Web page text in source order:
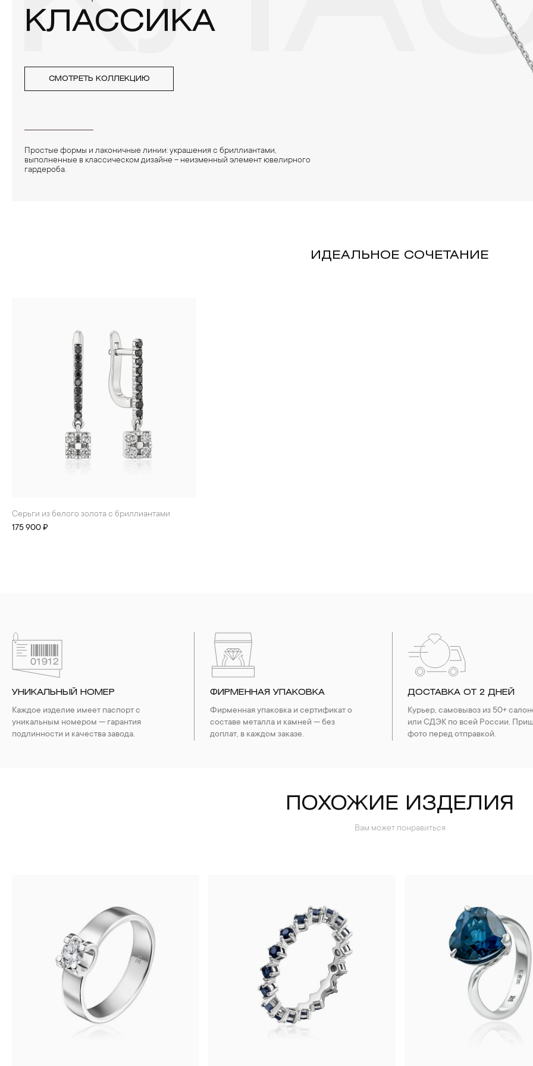
КЛАССИКА
СМОТРЕТЬ КОЛЛЕКЦИЮ
Простые формы и лаконичные линии: украшения с бриллиантами,
выполненные в классическом дизайне – неизменный элемент ювелирного
гардероба.
ИДЕАЛЬНОЕ СОЧЕТАНИЕ
Серьги из белого золота с бриллиантами
175 900 ₽
УНИКАЛЬНЫЙ НОМЕР
Каждое изделие имеет паспорт с
уникальным номером — гарантия
подлинности и качества завода.
ФИРМЕННАЯ УПАКОВКА
Фирменная упаковка и сертификат о
составе металла и камней — без
доплат, в каждом заказе.
ДОСТАВКА ОТ 2 ДНЕЙ
Курьер, самовывоз из 50+
или СДЭК по всей России.
фото перед отправкой.
ПОХОЖИЕ ИЗДЕЛИЯ
Вам может понравиться